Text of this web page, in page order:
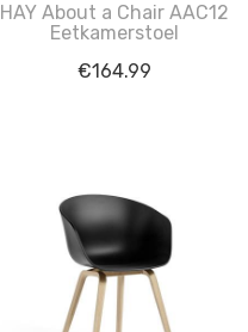
HAY About a Chair AAC12
Eetkamerstoel
€164.99